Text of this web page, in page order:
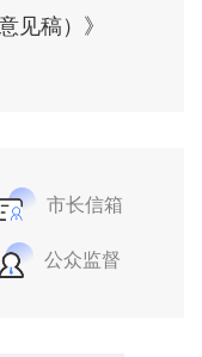
见稿）》
市长信箱
公众监督